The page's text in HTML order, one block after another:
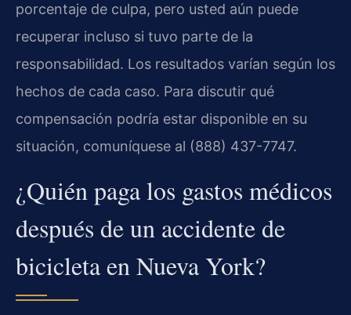
porcentaje de culpa, pero usted aún puede
recuperar incluso si tuvo parte de la
responsabilidad. Los resultados varían según los
hechos de cada caso. Para discutir qué
compensación podría estar disponible en su
situación, comuníquese al (888) 437-7747.
¿Quién paga los gastos médicos
después de un accidente de
bicicleta en Nueva York?